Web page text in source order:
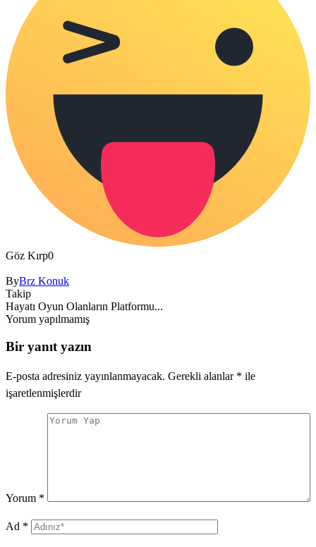
Göz Kırp0
ByBrz Konuk
Takip
Hayatı Oyun Olanların Platformu...
Yorum yapılmamış
Bir yanıt yazın
E-posta adresiniz yayınlanmayacak. Gerekli alanlar * ile
işaretlenmişlerdir
Yorum *
Ad *